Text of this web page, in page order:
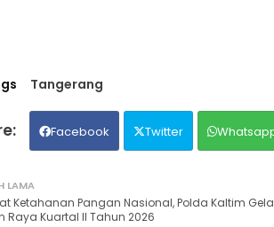
Tangerang
Facebook Twitter
LAMA
Ketahanan Pangan Nasional, Polda Kaltim
Raya Kuartal II Tahun 2026